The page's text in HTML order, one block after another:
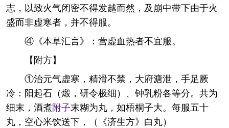
志，以致火气闭密不得发越而然，及崩中带下由于火
盛而非虚寒者，并不得服。
④《本草汇言》：营虚血热者不宜服。
【附方】
①治元气虚寒，精滑不禁，大府溏泄，手足厥
冷：阳起石（煅，研令极细）、钟乳粉各等分。共为
细末，酒煮附子末糊为丸，如梧桐子大。每服五十
丸，空心米饮送下，（《济生方》白丸）